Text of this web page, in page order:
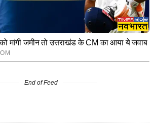
End of Feed